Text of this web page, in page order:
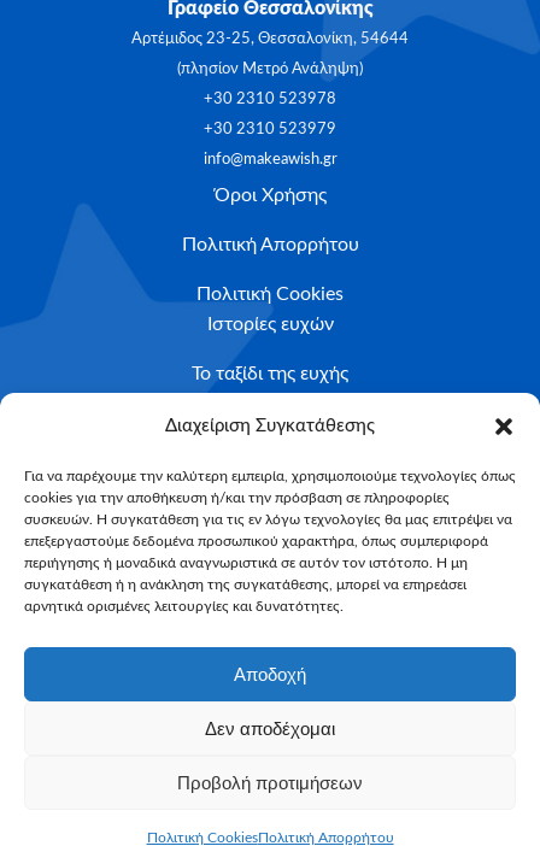
Διαχείριση Συγκατάθεσης
Για να παρέχουμε την καλύτερη εμπειρία, χρησιμοποιούμε τεχνολογίες όπως
cookies για την αποθήκευση ή/και την πρόσβαση σε πληροφορίες
συσκευών. Η συγκατάθεση για τις εν λόγω τεχνολογίες θα μας επιτρέψει να
επεξεργαστούμε δεδομένα προσωπικού χαρακτήρα, όπως συμπεριφορά
περιήγησης ή μοναδικά αναγνωριστικά σε αυτόν τον ιστότοπο. Η μη
συγκατάθεση ή η ανάκληση της συγκατάθεσης, μπορεί να επηρεάσει
αρνητικά ορισμένες λειτουργίες και δυνατότητες.
Αποδοχή
Δεν αποδέχομαι
Προβολή προτιμήσεων
Πολιτική CookiesΠολιτική Απορρήτου
Γραφείο Θεσσαλονίκης
Αρτέμιδος 23-25, Θεσσαλονίκη, 54644
(πλησίον Μετρό Ανάληψη)
+30 2310 523978
+30 2310 523979
info@makeawish.gr
Όροι Χρήσης
Πολιτική Απορρήτου
Πολιτική Cookies
Ιστορίες ευχών
Το ταξίδι της ευχής
Κριτήρια Καταλληλότητας
Υποβολή Αιτήματος
NEWSLETTER
Email*
All Rights Reserved